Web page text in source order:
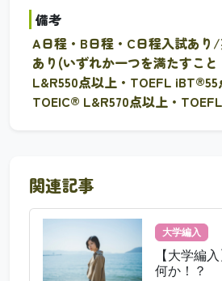
備考
A日程・B日程・C日程入試あり
あり(いずれか一つを満たすこ
L&R550点以上・TOEFL
TOEIC® L&R570点以上・
関連記事
大学編入
【大学編
何か！？